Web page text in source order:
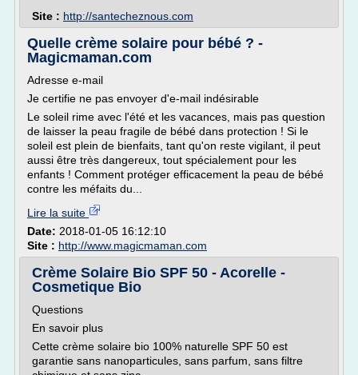
Site : http://santecheznous.com
Quelle crème solaire pour bébé ? -
Magicmaman.com
Adresse e-mail
Je certifie ne pas envoyer d'e-mail indésirable
Le soleil rime avec l'été et les vacances, mais pas question
de laisser la peau fragile de bébé dans protection ! Si le
soleil est plein de bienfaits, tant qu'on reste vigilant, il peut
aussi être très dangereux, tout spécialement pour les
enfants ! Comment protéger efficacement la peau de bébé
contre les méfaits du...
Lire la suite
Date: 2018-01-05 16:12:10
Site : http://www.magicmaman.com
Crème Solaire Bio SPF 50 - Acorelle -
Cosmetique Bio
Questions
En savoir plus
Cette crème solaire bio 100% naturelle SPF 50 est
garantie sans nanoparticules, sans parfum, sans filtre